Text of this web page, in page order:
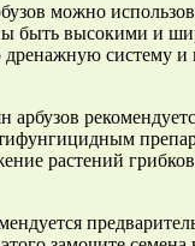
можно
быть высокими и
систему и
арбузов
растений